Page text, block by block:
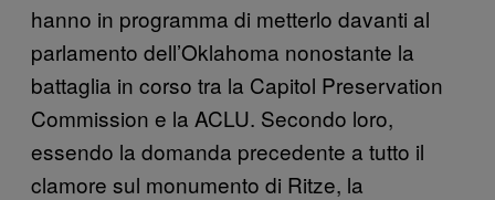
hanno in programma di metterlo davanti al
parlamento dell’Oklahoma nonostante la
battaglia in corso tra la Capitol Preservation
Commission e la ACLU. Secondo loro,
essendo la domanda precedente a tutto il
clamore sul monumento di Ritze, la